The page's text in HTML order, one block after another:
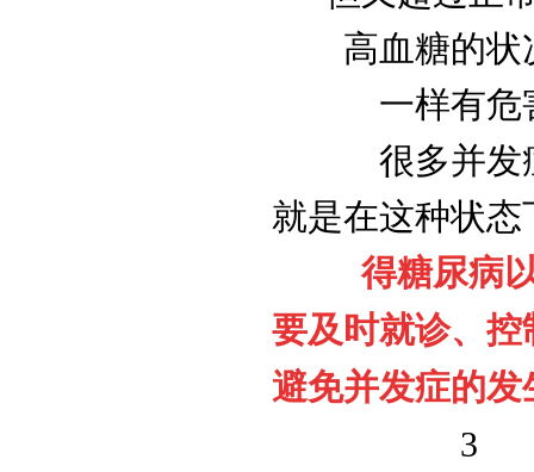
高血糖的状
一样有危
很多并发
就是在这种状态
得糖尿病
要及时就诊、控
避免并发症的发
3